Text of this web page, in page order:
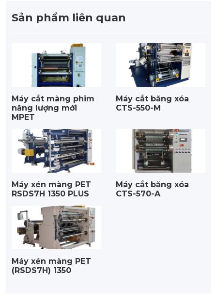
Sản phẩm liên quan
Máy cắt màng phim
năng lượng mới
MPET
Máy cắt băng xóa
CTS-550-M
Máy xén màng PET
RSDS7H 1350 PLUS
Máy cắt băng xóa
CTS-570-A
Máy xén màng PET
(RSDS7H) 1350